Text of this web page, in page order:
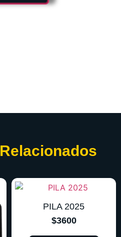
Relacionados
PILA 2025
$3600